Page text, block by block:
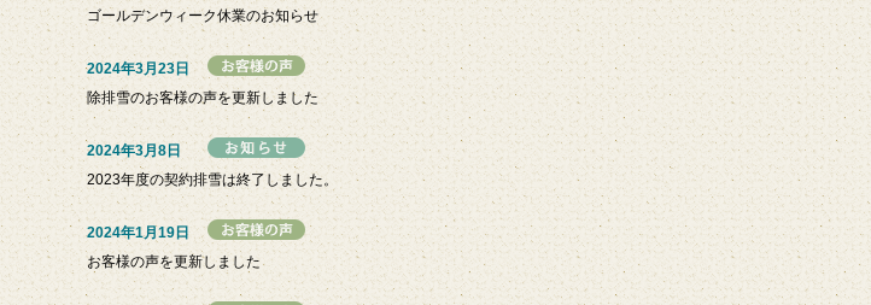
ゴールデンウィーク休業のお知らせ
2024年3月23日
除排雪のお客様の声を更新しました
2024年3月8日
2023年度の契約排雪は終了しました。
2024年1月19日
お客様の声を更新しました